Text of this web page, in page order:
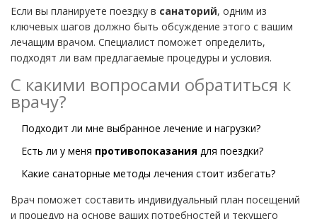
Если вы планируете поездку в санаторий, одним из
ключевых шагов должно быть обсуждение этого с вашим
лечащим врачом. Специалист поможет определить,
подходят ли вам предлагаемые процедуры и условия.
С какими вопросами обратиться к
врачу?
Подходит ли мне выбранное лечение и нагрузки?
Есть ли у меня противопоказания для поездки?
Какие санаторные методы лечения стоит избегать?
Врач поможет составить индивидуальный план посещений
и процедур на основе ваших потребностей и текущего